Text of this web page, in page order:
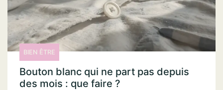
BIEN ÊTRE
Bouton blanc qui ne part pas depuis
des mois : que faire ?